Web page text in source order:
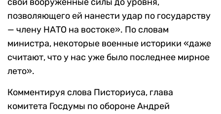
позволяющего ей нанести удар по государству
— члену НАТО на востоке». По словам
министра, некоторые военные историки «даже
считают, что у нас уже было последнее мирное
лето».
Комментируя слова Писториуса, глава
комитета Госдумы по обороне Андрей